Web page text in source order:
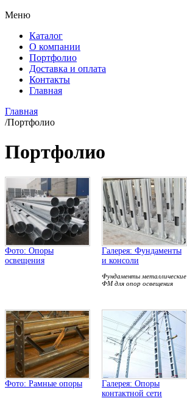
Меню
Каталог
О компании
Портфолио
Доставка и оплата
Контакты
Главная
Главная
/Портфолио
Портфолио
Фото: Опоры
освещения
Галерея: Фундаменты
и консоли
Фундаменты металлические
ФМ для опор освещения
Фото: Рамные опоры
Галерея: Опоры
контактной сети